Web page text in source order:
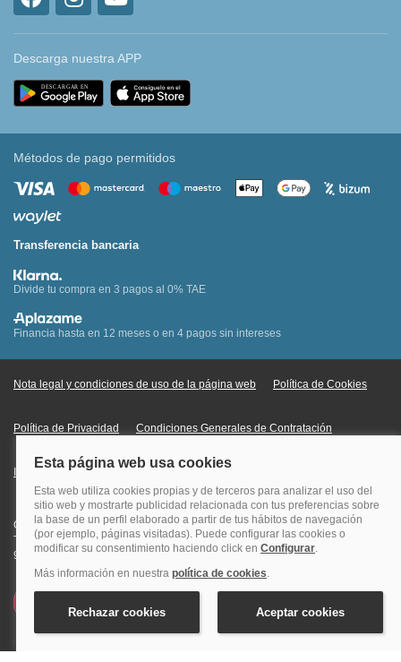
Descarga nuestra APP
Métodos de pago permitidos
Transferencia bancaria
Divide tu compra en 3 pagos al 0% TAE
Financia hasta en 12 meses o en 4 pagos sin intereses
Nota legal y condiciones de uso de la página web Política de Cookies
Política de Privacidad Condiciones Generales de Contratación
Información Legal sobre Mercados en Línea
Quehoteles.com - Especialistas en hoteles © Copyright Veturis Travel S.A.
Todos los derechos reservados. Autorización nº I-AV0000879.4 Tel: +34
915759999